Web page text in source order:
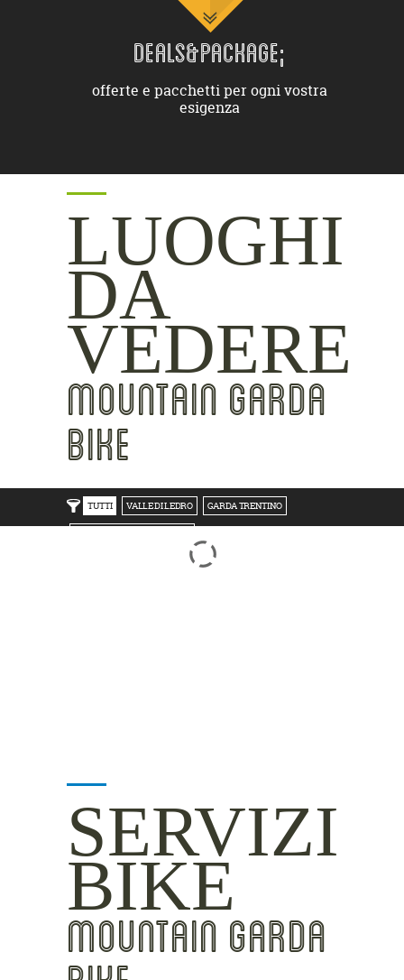
DEALS&PACKAGE;
offerte e pacchetti per ogni vostra
esigenza
LUOGHI
DA
VEDERE
MOUNTAIN GARDA
BIKE
TUTTI VALLE DI LEDRO GARDA TRENTINO
ROVERETO M.BALDO V/GRESTA
SERVIZI
BIKE
MOUNTAIN GARDA